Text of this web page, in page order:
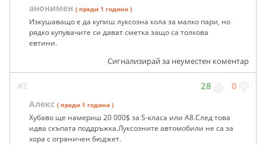
анонимен ( преди 1 година )
Изкушаващо е да купиш луксозна кола за малко пари, но
рядко купувачите си дават сметка защо са толкова
евтини.
Сигнализирай за неуместен коментар
#2 28 0
Алекс ( преди 1 година )
Хубаво ще намериш 20 000$ за S-класа или А8.След това
идва скъпата поддръжка.Луксозните автомобили не са за
хора с ограничен бюджет.